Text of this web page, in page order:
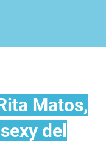
Matos,
del